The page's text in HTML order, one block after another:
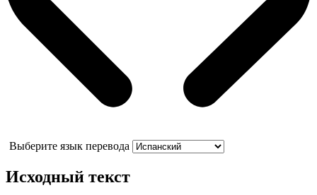
Выберите язык перевода
Исходный текст